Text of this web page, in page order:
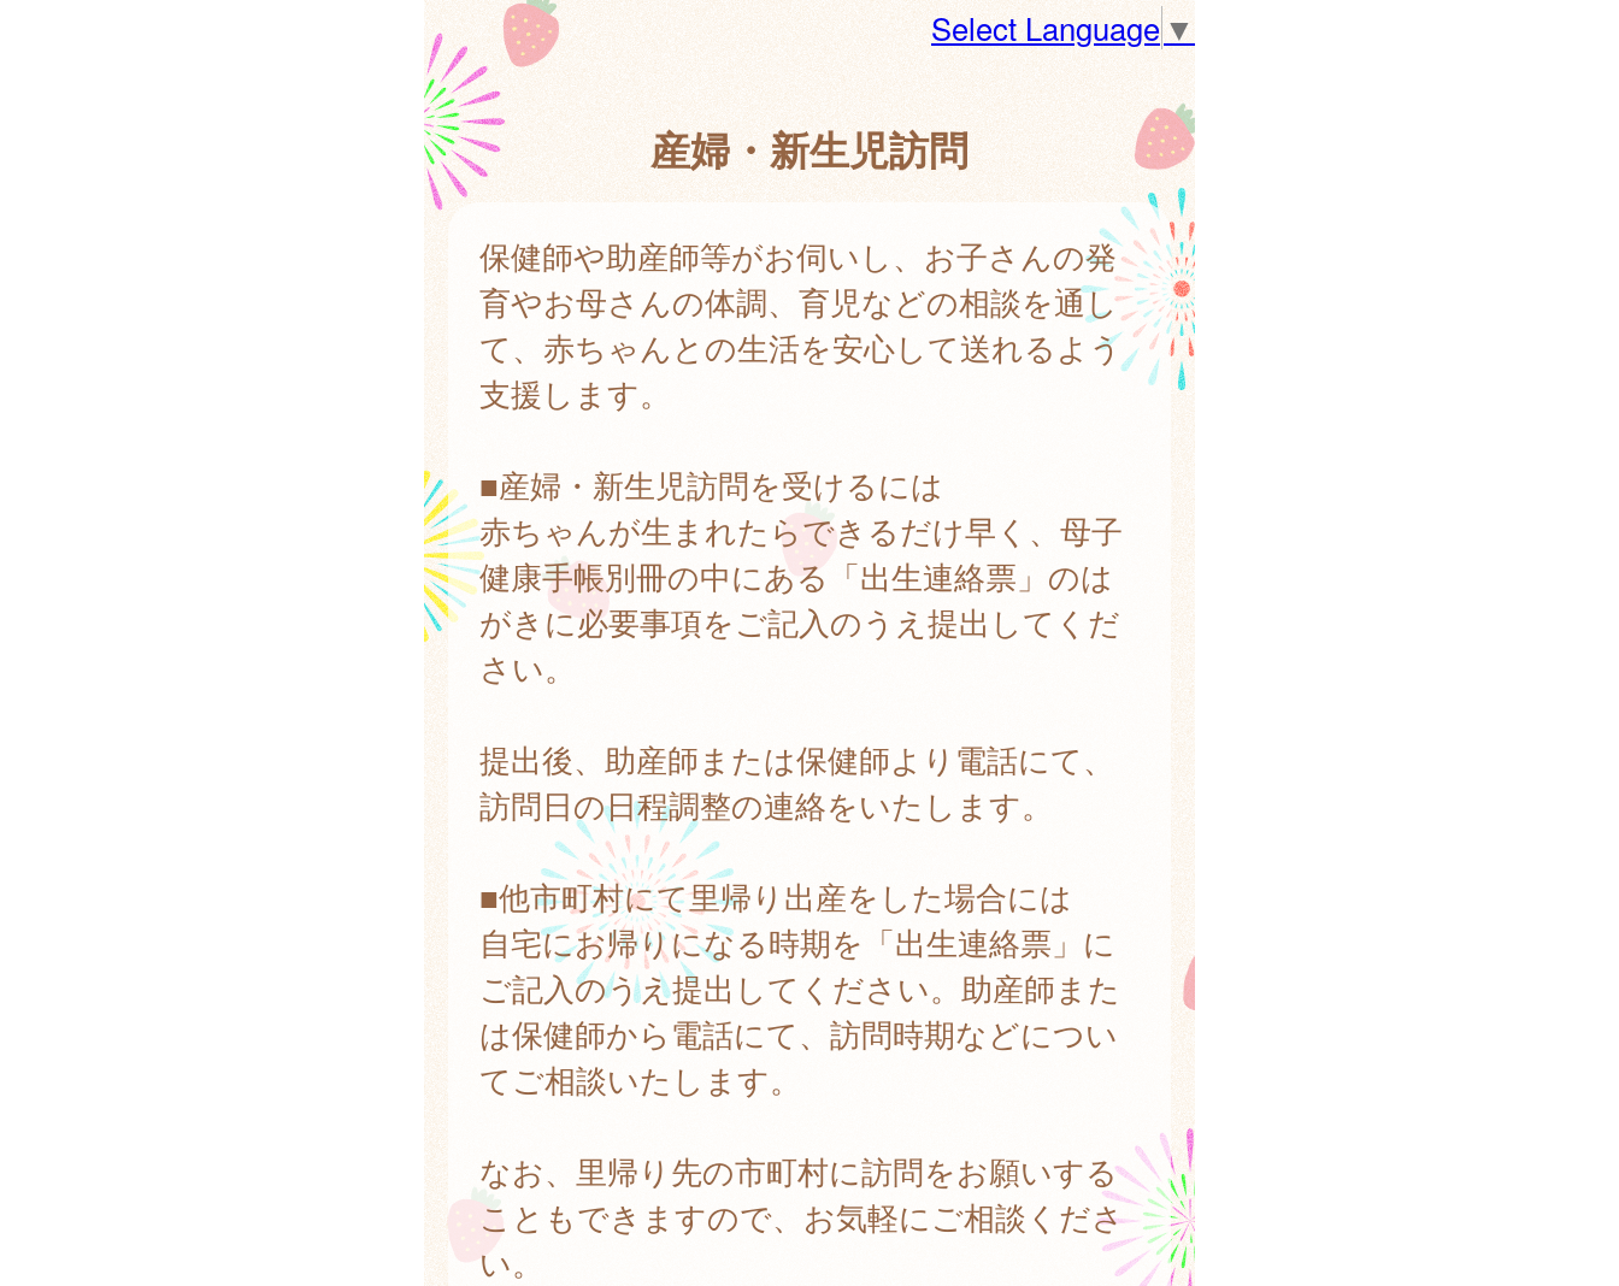
Select Language▼
産婦・新生児訪問
保健師や助産師等がお伺いし、お子さんの発
育やお母さんの体調、育児などの相談を通し
て、赤ちゃんとの生活を安心して送れるよう
支援します。
■産婦・新生児訪問を受けるには
赤ちゃんが生まれたらできるだけ早く、母子
健康手帳別冊の中にある「出生連絡票」のは
がきに必要事項をご記入のうえ提出してくだ
さい。
提出後、助産師または保健師より電話にて、
訪問日の日程調整の連絡をいたします。
■他市町村にて里帰り出産をした場合には
自宅にお帰りになる時期を「出生連絡票」に
ご記入のうえ提出してください。助産師また
は保健師から電話にて、訪問時期などについ
てご相談いたします。
なお、里帰り先の市町村に訪問をお願いする
こともできますので、お気軽にご相談くださ
い。